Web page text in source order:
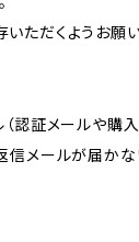
いただくようお願
認証メールや購
信メールが届か